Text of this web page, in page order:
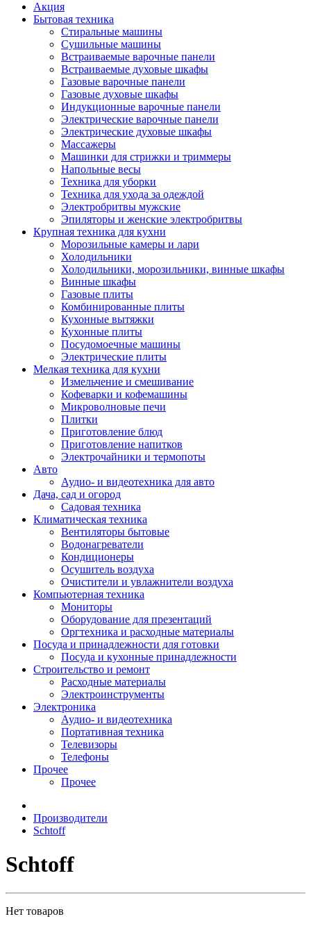
Акция
Бытовая техника
Стиральные машины
Сушильные машины
Встраиваемые варочные панели
Встраиваемые духовые шкафы
Газовые варочные панели
Газовые духовые шкафы
Индукционные варочные панели
Электрические варочные панели
Электрические духовые шкафы
Массажеры
Машинки для стрижки и триммеры
Напольные весы
Техника для уборки
Техника для ухода за одеждой
Электробритвы мужские
Эпиляторы и женские электробритвы
Крупная техника для кухни
Морозильные камеры и лари
Холодильники
Холодильники, морозильники, винные шкафы
Винные шкафы
Газовые плиты
Комбинированные плиты
Кухонные вытяжки
Кухонные плиты
Посудомоечные машины
Электрические плиты
Мелкая техника для кухни
Измельчение и смешивание
Кофеварки и кофемашины
Микроволновые печи
Плитки
Приготовление блюд
Приготовление напитков
Электрочайники и термопоты
Авто
Аудио- и видеотехника для авто
Дача, сад и огород
Садовая техника
Климатическая техника
Вентиляторы бытовые
Водонагреватели
Кондиционеры
Осушитель воздуха
Очистители и увлажнители воздуха
Компьютерная техника
Мониторы
Оборудование для презентаций
Оргтехника и расходные материалы
Посуда и принадлежности для готовки
Посуда и кухонные принадлежности
Строительство и ремонт
Расходные материалы
Электроинструменты
Электроника
Аудио- и видеотехника
Портативная техника
Телевизоры
Телефоны
Прочее
Прочее
Производители
Schtoff
Schtoff
Нет товаров